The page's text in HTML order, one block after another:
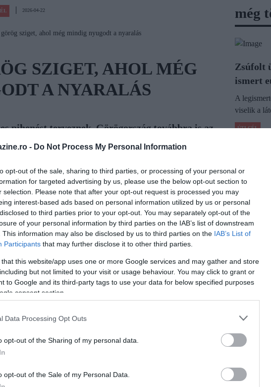
- Do Not Process My Personal Information
opt-out of the sale, sharing to third parties, or processing of your personal or
for targeted advertising by us, please use the below opt-out section to
selection. Please note that after your opt-out request is processed you may
interest-based ads based on personal information utilized by us or personal
to third parties prior to your opt-out. You may separately opt-out of the
of your personal information by third parties on the IAB’s list of downstream
This information may also be disclosed by us to third parties on the IAB’s List of
Participants that may further disclose it to other third parties.
that this website/app uses one or more Google services and may gather and store
but not limited to your visit or usage behaviour. You may click to grant or
to Google and its third-party tags to use your data for below specified purposes
consent section.
Data Processing Opt Outs
opt-out of the Sharing of my personal data.
opt-out of the Sale of my Personal Data.
2026-04-22
sziget, ahol még mindig nyugodt a nyaralás
SZIGET, AHOL MÉG
A NYARALÁS
pihenést terveznek. Görögország továbbra is az
között nem könnyű dönteni. Aki kevésbé zsúfolt
nyugodt, autentikus sziget
barlangokkal.
forrásként a Google Keresőben
mégis sok látnivalót rejt. Bár gyakran a közeli Lefkada
Eljutni sem nehéz ide: Nidri kikötőjéből naponta indulnak
függően Vathiban vagy Spiliában kötnek ki; utóbbiból
amely Görögország egyik legismertebb tengeri barlangja. A
rejtekhelyéül szolgált. Nemcsak a története figyelemre
tiszta vize pedig kiváló egy frissítő fürdéshez. Sokan
ez a hely.
még
Zsúfolt
ismert
A
viselik a
ÚTI CÉL
Don
Új